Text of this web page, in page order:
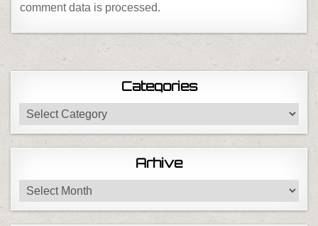
comment data is processed.
Categories
Categories
Arhive
Arhive